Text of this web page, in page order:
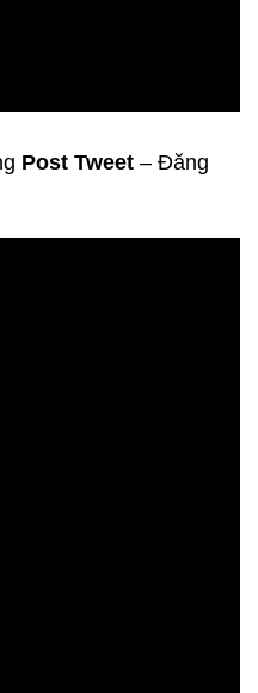
Post Tweet – Đăng